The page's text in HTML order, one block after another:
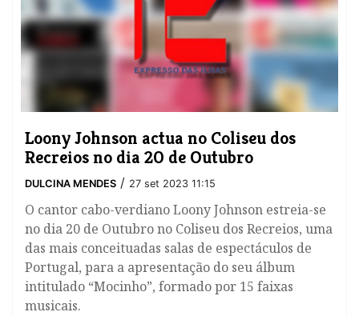
​Loony Johnson actua no Coliseu dos
Recreios no dia 20 de Outubro
DULCINA MENDES / 27 set 2023 11:15
O cantor cabo-verdiano Loony Johnson estreia-se
no dia 20 de Outubro no Coliseu dos Recreios, uma
das mais conceituadas salas de espectáculos de
Portugal, para a apresentação do seu álbum
intitulado “Mocinho”, formado por 15 faixas
musicais.